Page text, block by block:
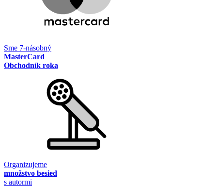
Sme 7-násobný
MasterCard
Obchodník roka
Organizujeme
množstvo besied
s autormi